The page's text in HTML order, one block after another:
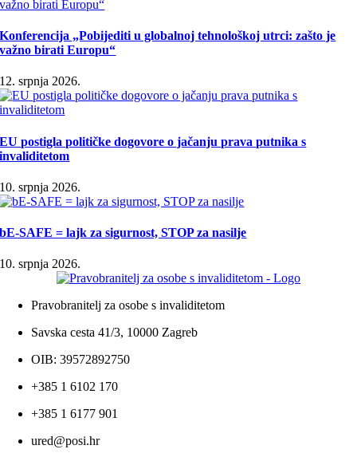
Konferencija „Pobijediti u globalnoj tehnološkoj utrci: zašto je
važno birati Europu“
12. srpnja 2026.
EU postigla političke dogovore o jačanju prava putnika s
invaliditetom
10. srpnja 2026.
bE-SAFE = lajk za sigurnost, STOP za nasilje
10. srpnja 2026.
Pravobranitelj za osobe s invaliditetom
Savska cesta 41/3, 10000 Zagreb
OIB: 39572892750
+385 1 6102 170
+385 1 6177 901
ured@posi.hr